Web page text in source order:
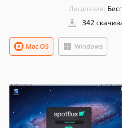
Лицензия:
342
Mac OS Windows